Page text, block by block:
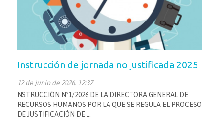
Instrucción de jornada no justificada 2025
12 de junio de 2026, 12:37
NSTRUCCIÓN Nº1/2026 DE LA DIRECTORA GENERAL DE
RECURSOS HUMANOS POR LA QUE SE REGULA EL PROCESO
DE JUSTIFICACIÓN DE ...